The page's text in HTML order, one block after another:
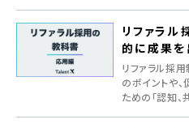
リファラ
的に成果を
リファラル採
のポイントや
ための「認知、